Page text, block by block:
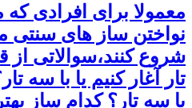
معمولا برای افرادی
نواختن ساز های سنتی
شروع کنند،سوالاتی از
تار آغار کنیم یا با سه
یا سه تار؟ کدام ساز